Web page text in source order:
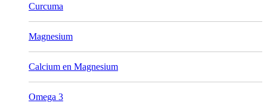
Curcuma
Magnesium
Calcium en Magnesium
Omega 3